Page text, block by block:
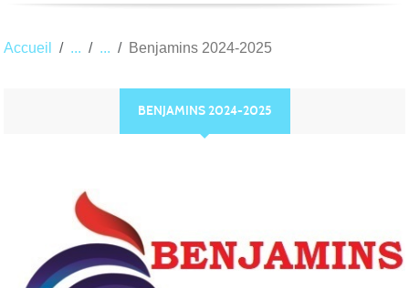
et
Accueil Benjamins 2024-2025
BENJAMINS 2024-2025